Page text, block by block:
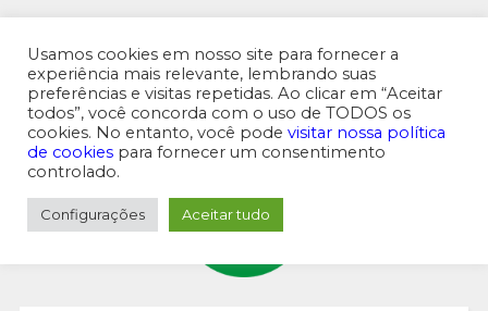
MENU SUPERIOR
Usamos cookies em nosso site para fornecer a
experiência mais relevante, lembrando suas
preferências e visitas repetidas. Ao clicar em “Aceitar
todos”, você concorda com o uso de TODOS os
cookies. No entanto, você pode visitar nossa política
de cookies para fornecer um consentimento
controlado.
Configurações Aceitar tudo